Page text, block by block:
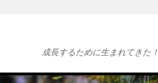
成長するために生まれてきた！